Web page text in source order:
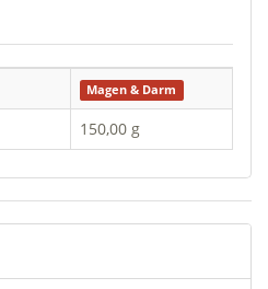
Magen & Darm
150,00 g